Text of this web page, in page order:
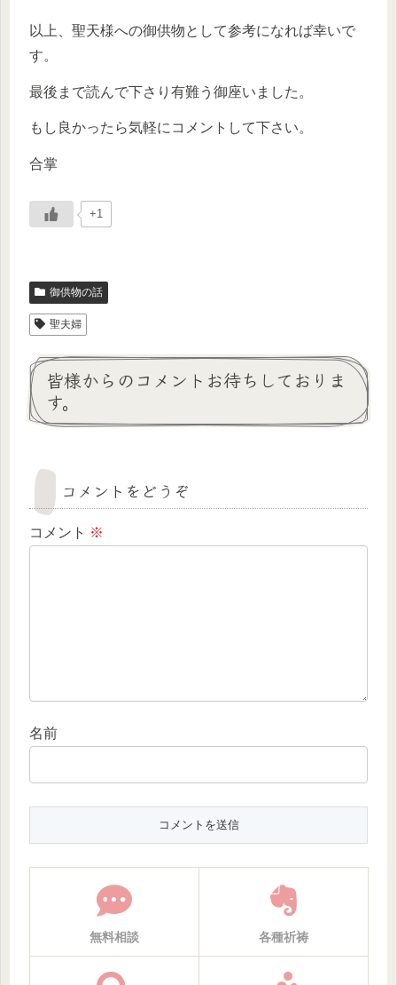
以上、聖天様への御供物として参考になれば幸いで
す。
最後まで読んで下さり有難う御座いました。
もし良かったら気軽にコメントして下さい。
合掌
+1
御供物の話
聖夫婦
皆様からのコメントお待ちしておりま
す。
コメントをどうぞ
コメント ※
名前
無料相談 各種祈祷